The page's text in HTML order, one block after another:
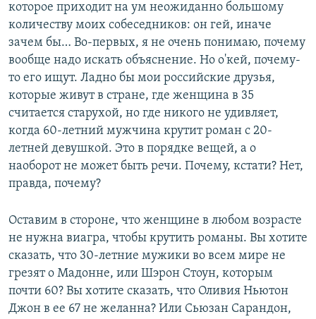
которое приходит на ум неожиданно большому
количеству моих собеседников: он гей, иначе
зачем бы… Во-первых, я не очень понимаю, почему
вообще надо искать объяснение. Но о'кей, почему-
то его ищут. Ладно бы мои российские друзья,
которые живут в стране, где женщина в 35
считается старухой, но где никого не удивляет,
когда 60-летний мужчина крутит роман с 20-
летней девушкой. Это в порядке вещей, а о
наоборот не может быть речи. Почему, кстати? Нет,
правда, почему?
Оставим в стороне, что женщине в любом возрасте
не нужна виагра, чтобы крутить романы. Вы хотите
сказать, что 30-летние мужики во всем мире не
грезят о Мадонне, или Шэрон Стоун, которым
почти 60? Вы хотите сказать, что Оливия Ньютон
Джон в ее 67 не желанна? Или Сьюзан Сарандон,